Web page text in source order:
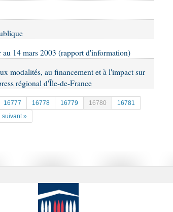
14 mars 2003 (rapport d'information)
modalités, au financement et à l'impact sur
régional d'Île-de-France
16777 16778 16779 16780
16781
suivant »